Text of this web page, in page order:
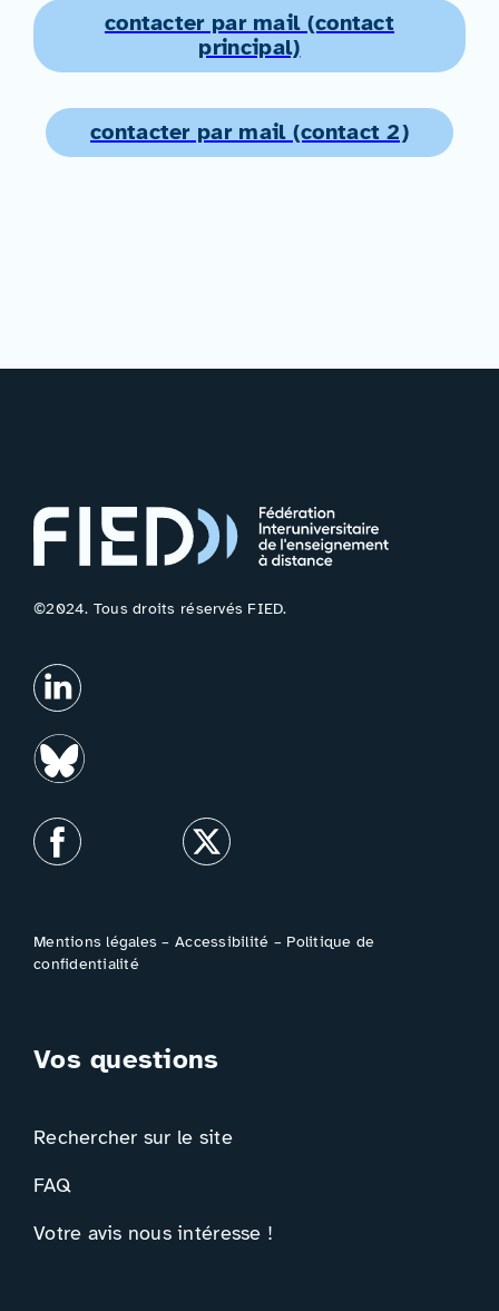
contacter par mail (contact
principal)
contacter par mail (contact 2)
©2024. Tous droits réservés FIED.
Mentions légales –Accessibilité – Politique de
confidentialité
Vos questions
Rechercher sur le site
FAQ
Votre avis nous intéresse !